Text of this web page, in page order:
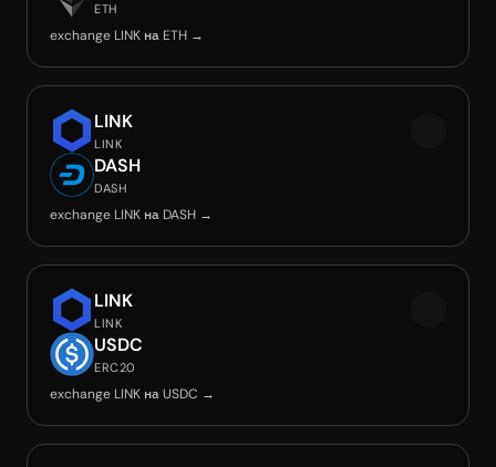
ETH
exchange LINK на ETH →
LINK
LINK
DASH
DASH
exchange LINK на DASH →
LINK
LINK
USDC
ERC20
exchange LINK на USDC →